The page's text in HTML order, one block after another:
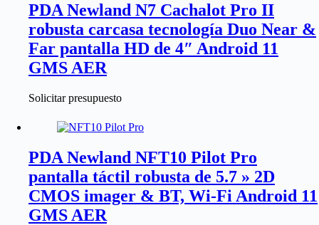
PDA Newland N7 Cachalot Pro II
robusta carcasa tecnología Duo Near &
Far pantalla HD de 4″ Android 11
GMS AER
Solicitar presupuesto
PDA Newland NFT10 Pilot Pro
pantalla táctil robusta de 5.7 » 2D
CMOS imager & BT, Wi-Fi Android 11
GMS AER